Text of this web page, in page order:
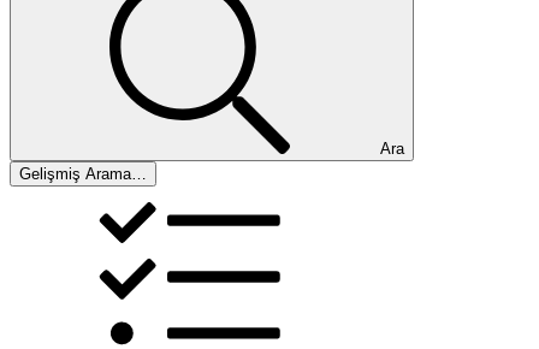
Ara
Gelişmiş Arama…